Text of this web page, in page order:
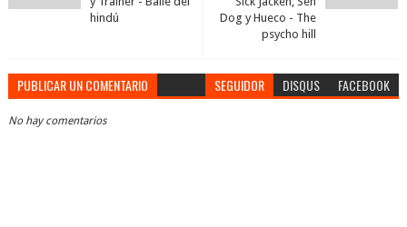
Dog y Hueco - The
psycho hill
hindú
PUBLICAR UN COMENTARIO SEGUIDOR DISQUS FACEBOOK
No hay comentarios